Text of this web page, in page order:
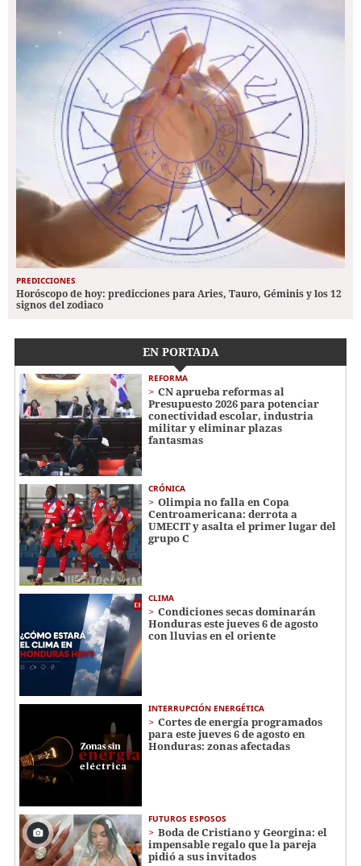
PREDICCIONES
Horóscopo de hoy: predicciones para Aries, Tauro, Géminis y los 12
signos del zodiaco
EN PORTADA
REFORMA
CN aprueba reformas al
Presupuesto 2026 para potenciar
conectividad escolar, industria
militar y eliminar plazas
fantasmas
CRÓNICA
Olimpia no falla en Copa
Centroamericana: derrota a
UMECIT y asalta el primer lugar del
grupo C
CLIMA
Condiciones secas dominarán
Honduras este jueves 6 de agosto
con lluvias en el oriente
INTERRUPCIÓN ENERGÉTICA
Cortes de energía programados
para este jueves 6 de agosto en
Honduras: zonas afectadas
FUTUROS ESPOSOS
Boda de Cristiano y Georgina: el
impensable regalo que la pareja
pidió a sus invitados